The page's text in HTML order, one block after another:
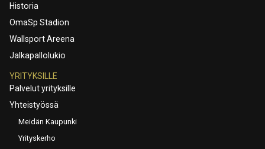
Historia
OmaSp Stadion
Wallsport Areena
Jalkapallolukio
YRITYKSILLE
Palvelut yrityksille
Yhteistyössä
Meidän Kaupunki
Yrityskerho